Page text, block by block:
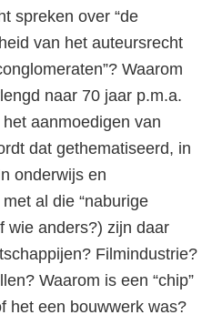
spreken over “de
van het auteursrecht
Waarom
naar 70 jaar p.m.a.
aanmoedigen van
dat gethematiseerd, in
onderwijs en
al die “naburige
wie anders?) zijn daar
Filmindustrie?
Waarom is een “chip”
het een bouwwerk was?